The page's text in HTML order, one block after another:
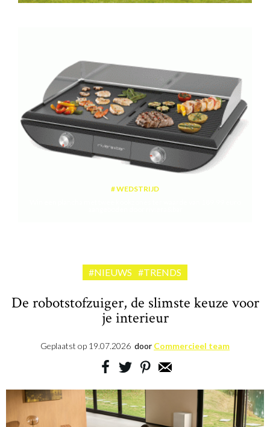
WEDSTRIJD
#NIEUWS #TRENDS
De robotstofzuiger, de slimste keuze voor
je interieur
Geplaatst op 19.07.2026 door Commercieel team